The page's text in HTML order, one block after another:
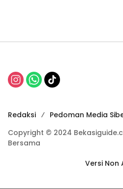
Redaksi
Pedoman Media
Copyright © 2024
Bersama
Versi Non